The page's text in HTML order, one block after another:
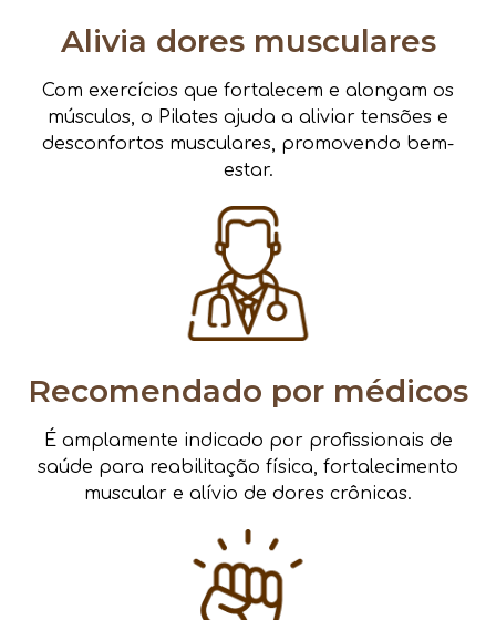
Alivia dores musculares
Com exercícios que fortalecem e alongam os
músculos, o Pilates ajuda a aliviar tensões e
desconfortos musculares, promovendo bem-
estar.
Recomendado por médicos
É amplamente indicado por profissionais de
saúde para reabilitação física, fortalecimento
muscular e alívio de dores crônicas.